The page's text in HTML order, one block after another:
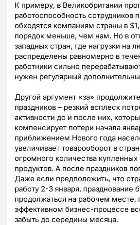
К примеру, в Великобритании
работоспособность сотрудников
обходятся компаниям страны в
порядок меньше, чем нам. Но в
западных стран, где нагрузки на
распределены равномерно в
работники сильно
нужен регулярный
Другой аргумент «за»
праздников – резкий всплеск
активности до и после них,
компенсирует потери начала
приближением Нового года
увеличивает товарооборот в
огромного количества купленных
продуктов. А после праздников
Даже если предположить, что
работу 2-3 января, празднование
продолжаться на рабочем месте,
эффективном бизнес-процессе
забыть до середины месяца.